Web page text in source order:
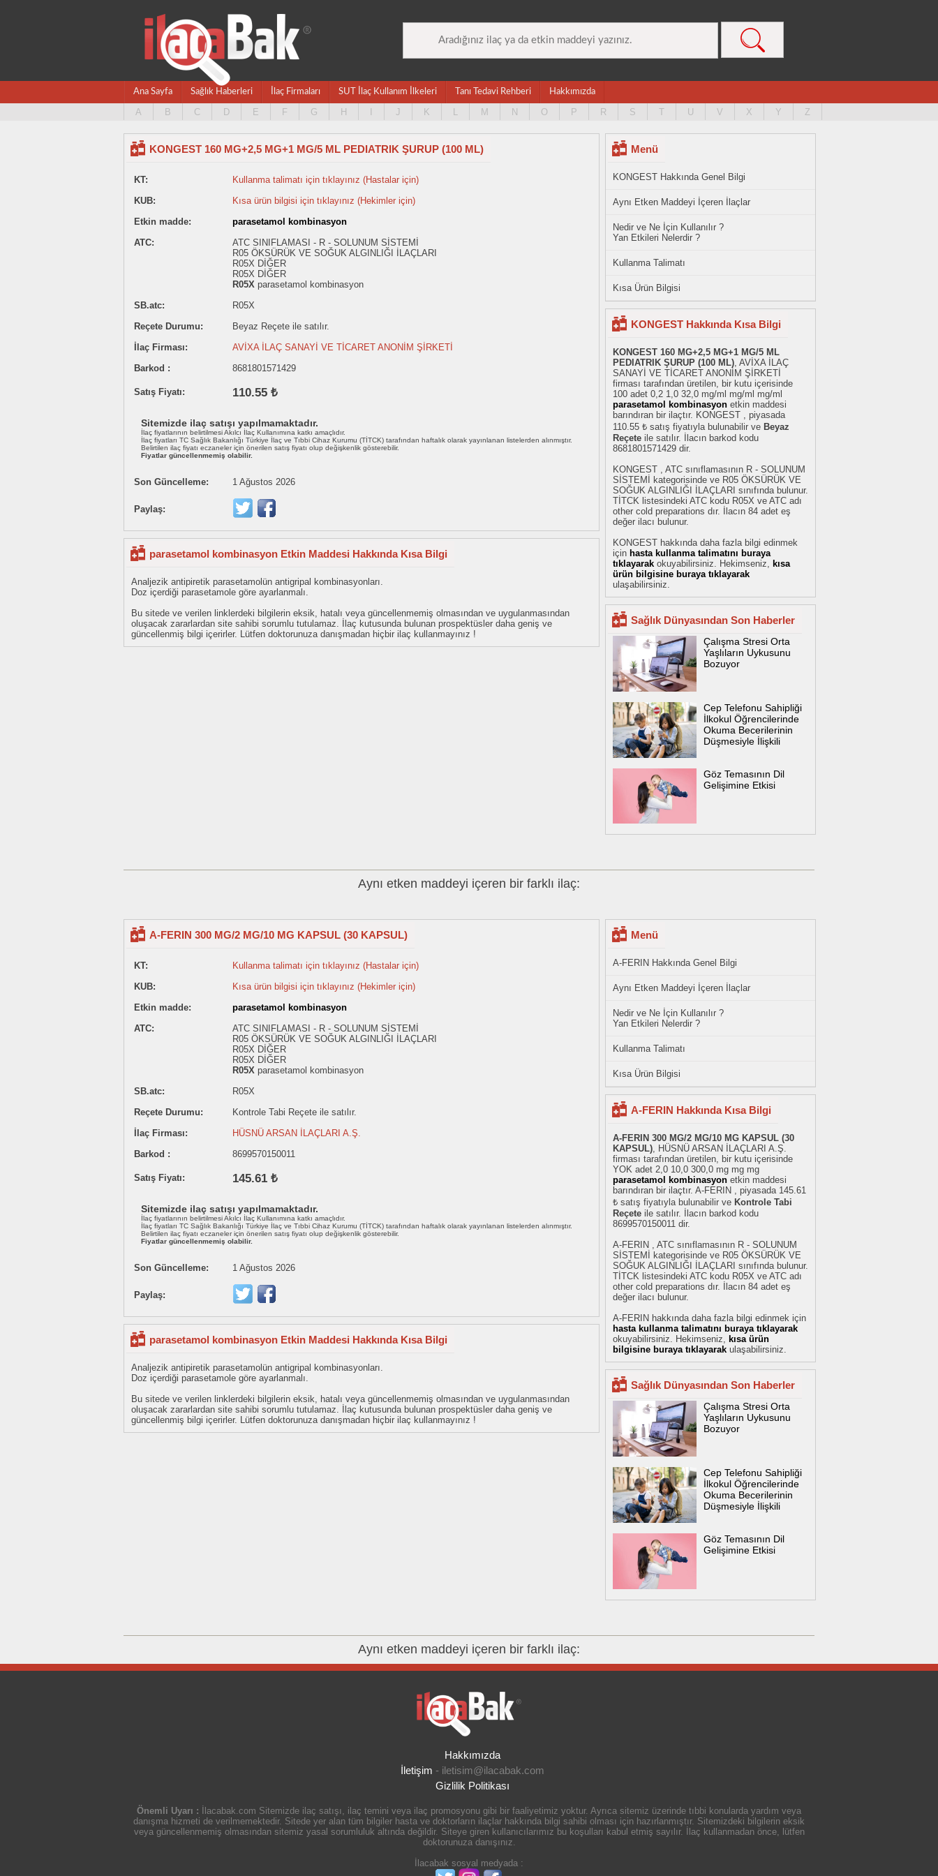
Ana Sayfa Sağlık Haberleri İlaç Firmaları SUT İlaç Kullanım İlkeleri Tanı Tedavi Rehberi Hakkımızda
A B C D E F G H J K L M N O P R S T U V X Y Z
KONGEST 160 MG+2,5 MG+1 MG/5 ML PEDIATRIK ŞURUP (100 ML)
KT:
Kullanma talimatı için tıklayınız (Hastalar için)
KUB:
Kısa ürün bilgisi için tıklayınız (Hekimler için)
Etkin madde:
parasetamol kombinasyon
ATC:
ATC SINIFLAMASI - R - SOLUNUM SİSTEMİ
R05 ÖKSÜRÜK VE SOĞUK ALGINLIĞI İLAÇLARI
R05X DİĞER
R05X DİĞER
R05X parasetamol kombinasyon
SB.atc:
R05X
Reçete Durumu:
Beyaz Reçete ile satılır.
İlaç Firması:
AVİXA İLAÇ SANAYİ VE TİCARET ANONİM ŞİRKETİ
Barkod :
8681801571429
Satış Fiyatı: 110.55 ₺
Sitemizde ilaç satışı yapılmamaktadır.
İlaç fiyatlarının belirtilmesi Akılcı İlaç Kullanımına katkı amaçlıdır.
İlaç fiyatları TC Sağlık Bakanlığı Türkiye İlaç ve Tıbbi Cihaz Kurumu (TİTCK) tarafından haftalık olarak yayınlanan listelerden alınmıştır.
Belirtilen ilaç fiyatı eczaneler için önerilen satış fiyatı olup değişkenlik gösterebilir.
Fiyatlar güncellenmemiş olabilir.
Son Güncelleme: 1 Ağustos 2026
Paylaş:
parasetamol kombinasyon Etkin Maddesi Hakkında Kısa Bilgi
Analjezik antipiretik parasetamolün antigripal kombinasyonları.
Doz içerdiği parasetamole göre ayarlanmalı.
Bu sitede ve verilen linklerdeki bilgilerin eksik, hatalı veya güncellenmemiş olmasından ve uygulanmasından
oluşacak zararlardan site sahibi sorumlu tutulamaz. İlaç kutusunda bulunan prospektüsler daha geniş ve
güncellenmiş bilgi içerirler. Lütfen doktorunuza danışmadan hiçbir ilaç kullanmayınız !
Menü
KONGEST Hakkında Genel Bilgi
Aynı Etken Maddeyi İçeren İlaçlar
Nedir ve Ne İçin Kullanılır ?
Yan Etkileri Nelerdir ?
Kullanma Talimatı
Kısa Ürün Bilgisi
KONGEST Hakkında Kısa Bilgi
KONGEST 160 MG+2,5 MG+1 MG/5 ML
PEDIATRIK ŞURUP (100 ML), AVİXA İLAÇ
SANAYİ VE TİCARET ANONİM ŞİRKETİ
firması tarafından üretilen, bir kutu içerisinde
100 adet 0,2 1,0 32,0 mg/ml mg/ml mg/ml
parasetamol kombinasyon etkin maddesi
barındıran bir ilaçtır. KONGEST , piyasada
110.55 ₺ satış fiyatıyla bulunabilir ve Beyaz
Reçete ile satılır. İlacın barkod kodu
8681801571429 dir.
KONGEST , ATC sınıflamasının R - SOLUNUM
SİSTEMİ kategorisinde ve R05 ÖKSÜRÜK VE
SOĞUK ALGINLIĞI İLAÇLARI sınıfında bulunur.
TİTCK listesindeki ATC kodu R05X ve ATC adı
other cold preparations dır. İlacın 84 adet eş
değer ilacı bulunur.
KONGEST hakkında daha fazla bilgi edinmek
için hasta kullanma talimatını buraya
tıklayarak okuyabilirsiniz. Hekimseniz, kısa
ürün bilgisine buraya tıklayarak
ulaşabilirsiniz.
Sağlık Dünyasından Son Haberler
Çalışma Stresi Orta
Yaşlıların Uykusunu
Bozuyor
Cep Telefonu Sahipliği
İlkokul Öğrencilerinde
Okuma Becerilerinin
Düşmesiyle İlişkili
Göz Temasının Dil
Gelişimine Etkisi
Aynı etken maddeyi içeren bir farklı ilaç:
A-FERIN 300 MG/2 MG/10 MG KAPSUL (30 KAPSUL)
KT:
Kullanma talimatı için tıklayınız (Hastalar için)
KUB:
Kısa ürün bilgisi için tıklayınız (Hekimler için)
Etkin madde:
parasetamol kombinasyon
ATC:
ATC SINIFLAMASI - R - SOLUNUM SİSTEMİ
R05 ÖKSÜRÜK VE SOĞUK ALGINLIĞI İLAÇLARI
R05X DİĞER
R05X DİĞER
R05X parasetamol kombinasyon
SB.atc:
R05X
Reçete Durumu:
Kontrole Tabi Reçete ile satılır.
İlaç Firması:
HÜSNÜ ARSAN İLAÇLARI A.Ş.
Barkod :
8699570150011
Satış Fiyatı: 145.61 ₺
Sitemizde ilaç satışı yapılmamaktadır.
İlaç fiyatlarının belirtilmesi Akılcı İlaç Kullanımına katkı amaçlıdır.
İlaç fiyatları TC Sağlık Bakanlığı Türkiye İlaç ve Tıbbi Cihaz Kurumu (TİTCK) tarafından haftalık olarak yayınlanan listelerden alınmıştır.
Belirtilen ilaç fiyatı eczaneler için önerilen satış fiyatı olup değişkenlik gösterebilir.
Fiyatlar güncellenmemiş olabilir.
Son Güncelleme: 1 Ağustos 2026
Paylaş:
parasetamol kombinasyon Etkin Maddesi Hakkında Kısa Bilgi
Analjezik antipiretik parasetamolün antigripal kombinasyonları.
Doz içerdiği parasetamole göre ayarlanmalı.
Bu sitede ve verilen linklerdeki bilgilerin eksik, hatalı veya güncellenmemiş olmasından ve uygulanmasından
oluşacak zararlardan site sahibi sorumlu tutulamaz. İlaç kutusunda bulunan prospektüsler daha geniş ve
güncellenmiş bilgi içerirler. Lütfen doktorunuza danışmadan hiçbir ilaç kullanmayınız !
Menü
A-FERIN Hakkında Genel Bilgi
Aynı Etken Maddeyi İçeren İlaçlar
Nedir ve Ne İçin Kullanılır ?
Yan Etkileri Nelerdir ?
Kullanma Talimatı
Kısa Ürün Bilgisi
A-FERIN Hakkında Kısa Bilgi
A-FERIN 300 MG/2 MG/10 MG KAPSUL (30
KAPSUL), HÜSNÜ ARSAN İLAÇLARI A.Ş.
firması tarafından üretilen, bir kutu içerisinde
YOK adet 2,0 10,0 300,0 mg mg mg
parasetamol kombinasyon etkin maddesi
barındıran bir ilaçtır. A-FERIN , piyasada 145.61
₺ satış fiyatıyla bulunabilir ve Kontrole Tabi
Reçete ile satılır. İlacın barkod kodu
8699570150011 dir.
A-FERIN , ATC sınıflamasının R - SOLUNUM
SİSTEMİ kategorisinde ve R05 ÖKSÜRÜK VE
SOĞUK ALGINLIĞI İLAÇLARI sınıfında bulunur.
TİTCK listesindeki ATC kodu R05X ve ATC adı
other cold preparations dır. İlacın 84 adet eş
değer ilacı bulunur.
A-FERIN hakkında daha fazla bilgi edinmek için
hasta kullanma talimatını buraya tıklayarak
okuyabilirsiniz. Hekimseniz, kısa ürün
bilgisine buraya tıklayarak ulaşabilirsiniz.
Sağlık Dünyasından Son Haberler
Çalışma Stresi Orta
Yaşlıların Uykusunu
Bozuyor
Cep Telefonu Sahipliği
İlkokul Öğrencilerinde
Okuma Becerilerinin
Düşmesiyle İlişkili
Göz Temasının Dil
Gelişimine Etkisi
Aynı etken maddeyi içeren bir farklı ilaç:
Hakkımızda
İletişim - iletisim@ilacabak.com
Gizlilik Politikası
Önemli Uyarı :
İlacabak.com Sitemizde ilaç satışı, ilaç temini veya ilaç promosyonu gibi bir faaliyetimiz yoktur. Ayrıca sitemiz üzerinde tıbbi konularda yardım veya
danışma hizmeti de verilmemektedir. Sitede yer alan tüm bilgiler hasta ve doktorların ilaçlar hakkında bilgi sahibi olması için hazırlanmıştır. Sitemizdeki bilgilerin eksik
veya güncellenmemiş olmasından sitemiz yasal sorumluluk altında değildir. Siteye giren kullanıcılarımız bu koşulları kabul etmiş sayılır. İlaç kullanmadan önce, lütfen
doktorunuza danışınız.
İlacabak sosyal medyada :